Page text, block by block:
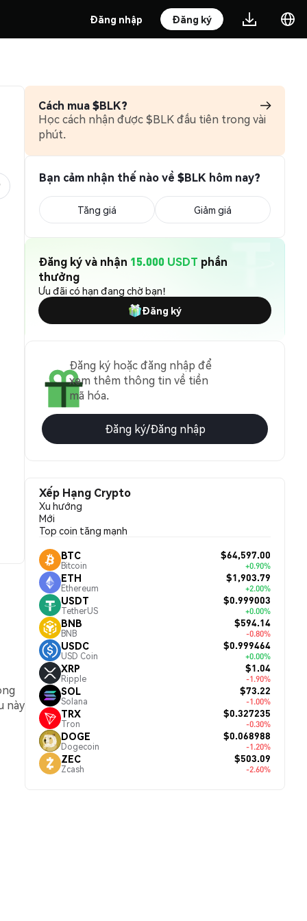
Đăng nhập Đăng ký
này
Cách mua $BLK?
Học cách nhận được $BLK đầu tiên trong vài
phút.
Bạn cảm nhận thế nào về $BLK hôm nay?
Tăng giá Giảm giá
Đăng ký và nhận 15.000 USDT phần
thưởng
Ưu đãi có hạn đang chờ bạn!
Đăng ký
Đăng ký hoặc đăng nhập để
xem thêm thông tin về tiền
mã hóa.
Đăng ký/Đăng nhập
Xếp Hạng Crypto
Xu hướng
Mới
Top coin tăng mạnh
BTC
Bitcoin
$64,597.00
+0.90%
ETH
Ethereum
$1,903.79
+2.00%
USDT
TetherUS
$0.999003
+0.00%
BNB
BNB
$594.14
-0.80%
USDC
USD Coin
$0.999464
+0.00%
XRP
Ripple
$1.04
-1.90%
SOL
Solana
$73.22
-1.00%
TRX
Tron
$0.327235
-0.30%
DOGE
Dogecoin
$0.068988
-1.20%
ZEC
Zcash
$503.09
-2.60%